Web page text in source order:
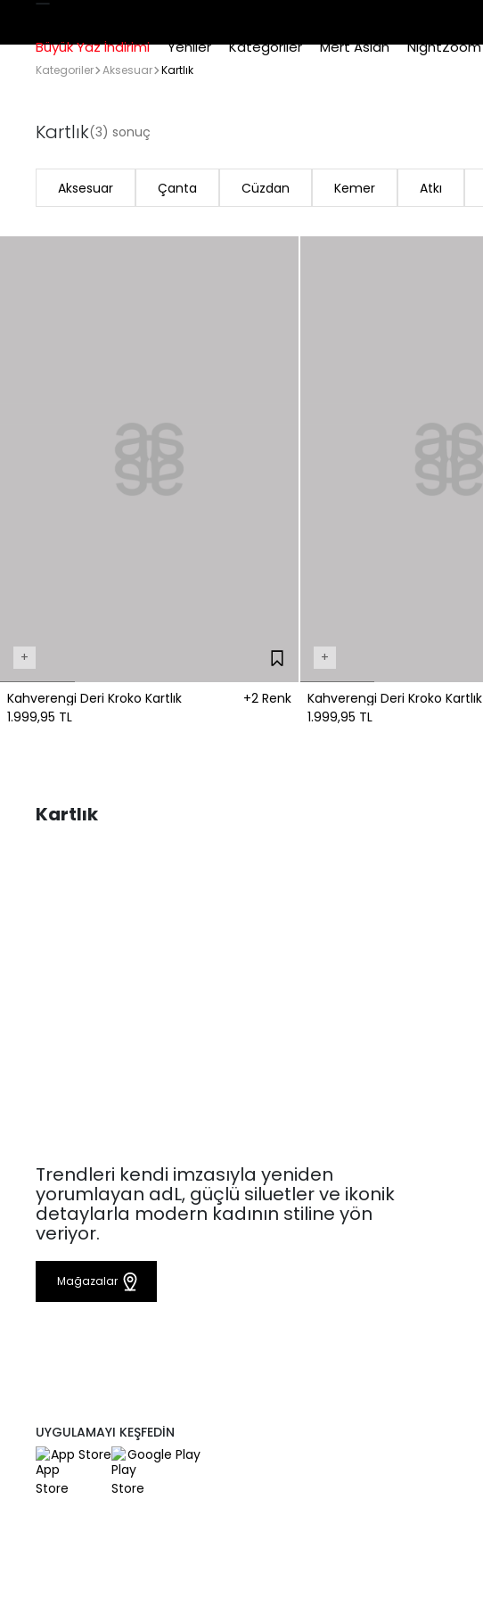
Büyük Yaz İndirimi Yeniler Kategoriler Mert Aslan NightZoom
Kategoriler Aksesuar Kartlık
Kartlık(3) sonuç
Aksesuar Çanta Cüzdan Kemer Atkı
+
Kahverengi Deri Kroko Kartlık
+2 Renk
1.999,95 TL
+
Kahverengi Deri Kroko Kartlık
1.999,95 TL
Kartlık
Trendleri kendi imzasıyla yeniden
yorumlayan adL, güçlü siluetler ve ikonik
detaylarla modern kadının stiline yön
veriyor.
Mağazalar
UYGULAMAYI KEŞFEDİN
App Store
Google Play